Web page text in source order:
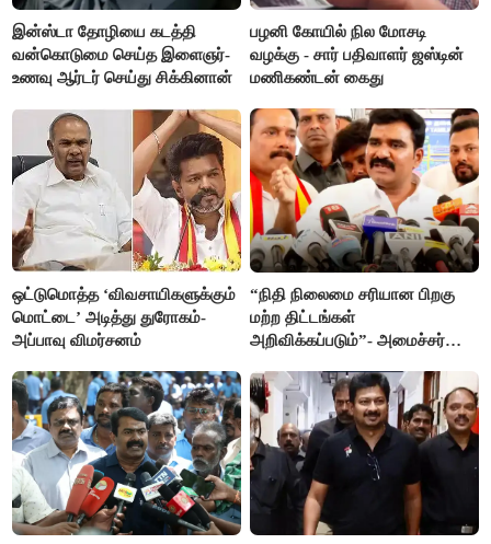
இன்ஸ்டா தோழியை கடத்தி
வன்கொடுமை செய்த இளைஞர்-
உணவு ஆர்டர் செய்து சிக்கினான்
பழனி கோயில் நில மோசடி
வழக்கு - சார் பதிவாளர் ஜஸ்டின்
மணிகண்டன் கைது
ஒட்டுமொத்த ‘விவசாயிகளுக்கும்
மொட்டை’ அடித்து துரோகம்-
அப்பாவு விமர்சனம்
“நிதி நிலைமை சரியான பிறகு
மற்ற திட்டங்கள்
அறிவிக்கப்படும்”- அமைச்சர்